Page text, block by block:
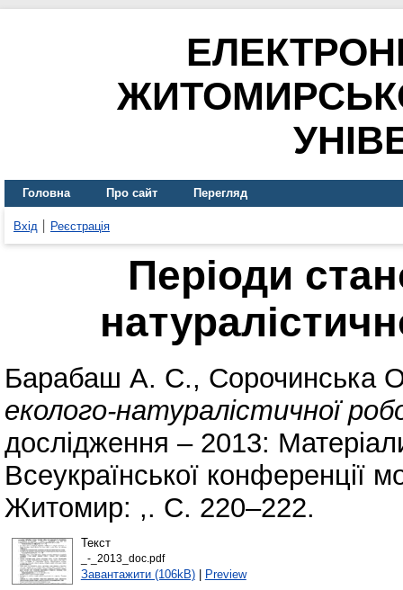
Головна Про сайт Перегляд
Вхід Реєстрація
Періоди
Барабаш А. С., Сорочинська
еколого-натуралістичної
дослідження – 2013:
Всеукраїнської конференції
Житомир: ,. С. 220–222.
Текст
_-_2013_doc.pdf
Завантажити (106kB)| Preview